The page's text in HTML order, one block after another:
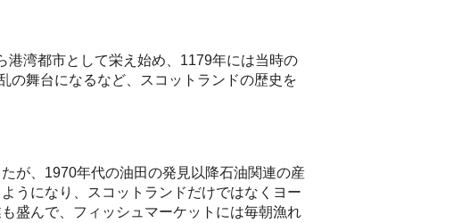
湾都市として栄え始め、1179年には当時の
の舞台になるなど、スコットランドの歴史を
が、1970年代の油田の発見以降石油関連の産
うになり、スコットランドだけではなくヨー
盛んで、フィッシュマーケットには毎朝漁れ